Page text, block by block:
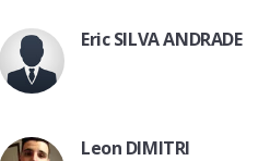
Eric SILVA ANDRADE
Leon DIMITRI